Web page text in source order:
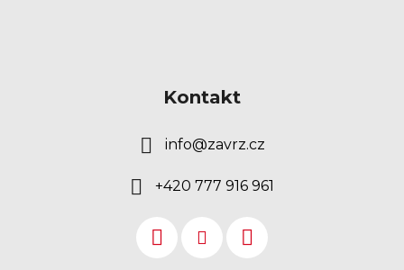
Kontakt
info@zavrz.cz
+420 777 916 961